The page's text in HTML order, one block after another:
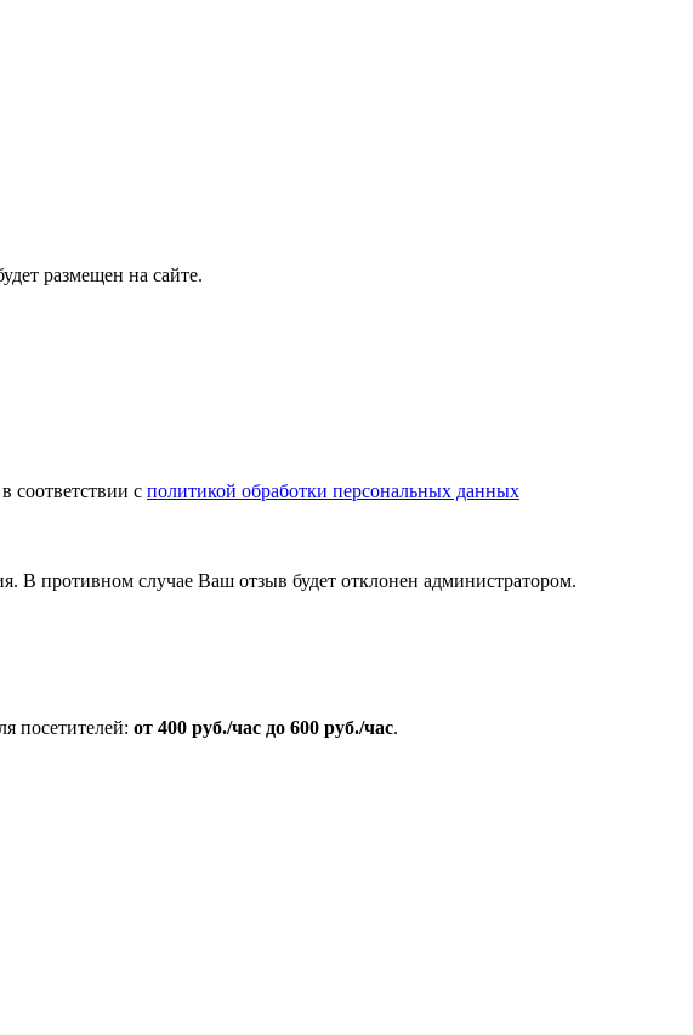
размещен на сайте.
в соответствии с политикой обработки персональных данных
противном случае Ваш отзыв будет отклонен администратором.
посетителей: от 400 руб./час до 600 руб./час.